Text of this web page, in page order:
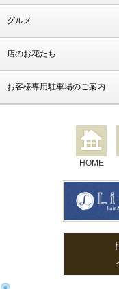
グルメ
店のお花たち
お客様専用駐車場のご案内
HOME